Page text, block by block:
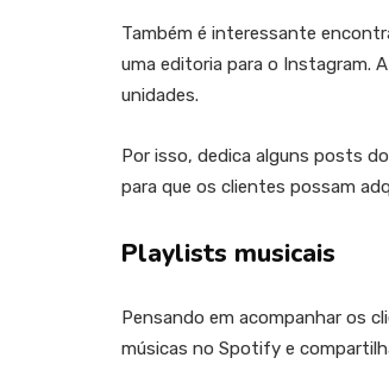
Também é interessante
uma editoria para o Instagram. A
unidades.
Por isso, dedica alguns posts
para que os clientes possam
Playlists musicais
Pensando em acompanhar os
músicas no Spotify e